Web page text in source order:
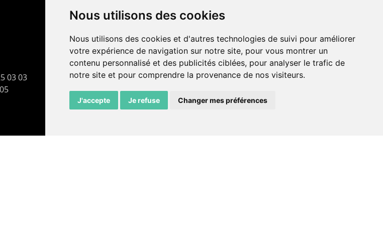
Nous utilisons des cookies
Nous utilisons des cookies et d'autres technologies de suivi pour améliorer
votre expérience de navigation sur notre site, pour vous montrer un
contenu personnalisé et des publicités ciblées, pour analyser le trafic de
notre site et pour comprendre la provenance de nos visiteurs.
J'accepte Je refuse Changer mes préférences
03 03
Centre de culture ABC
Neuchâtel